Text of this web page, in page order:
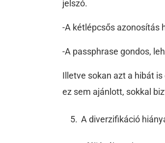
jelszó.
-A kétlépcsős azonosítás
-A passphrase gondos,
Illetve sokan azt a hibát
ez sem ajánlott, sokkal
A diverzifikáció